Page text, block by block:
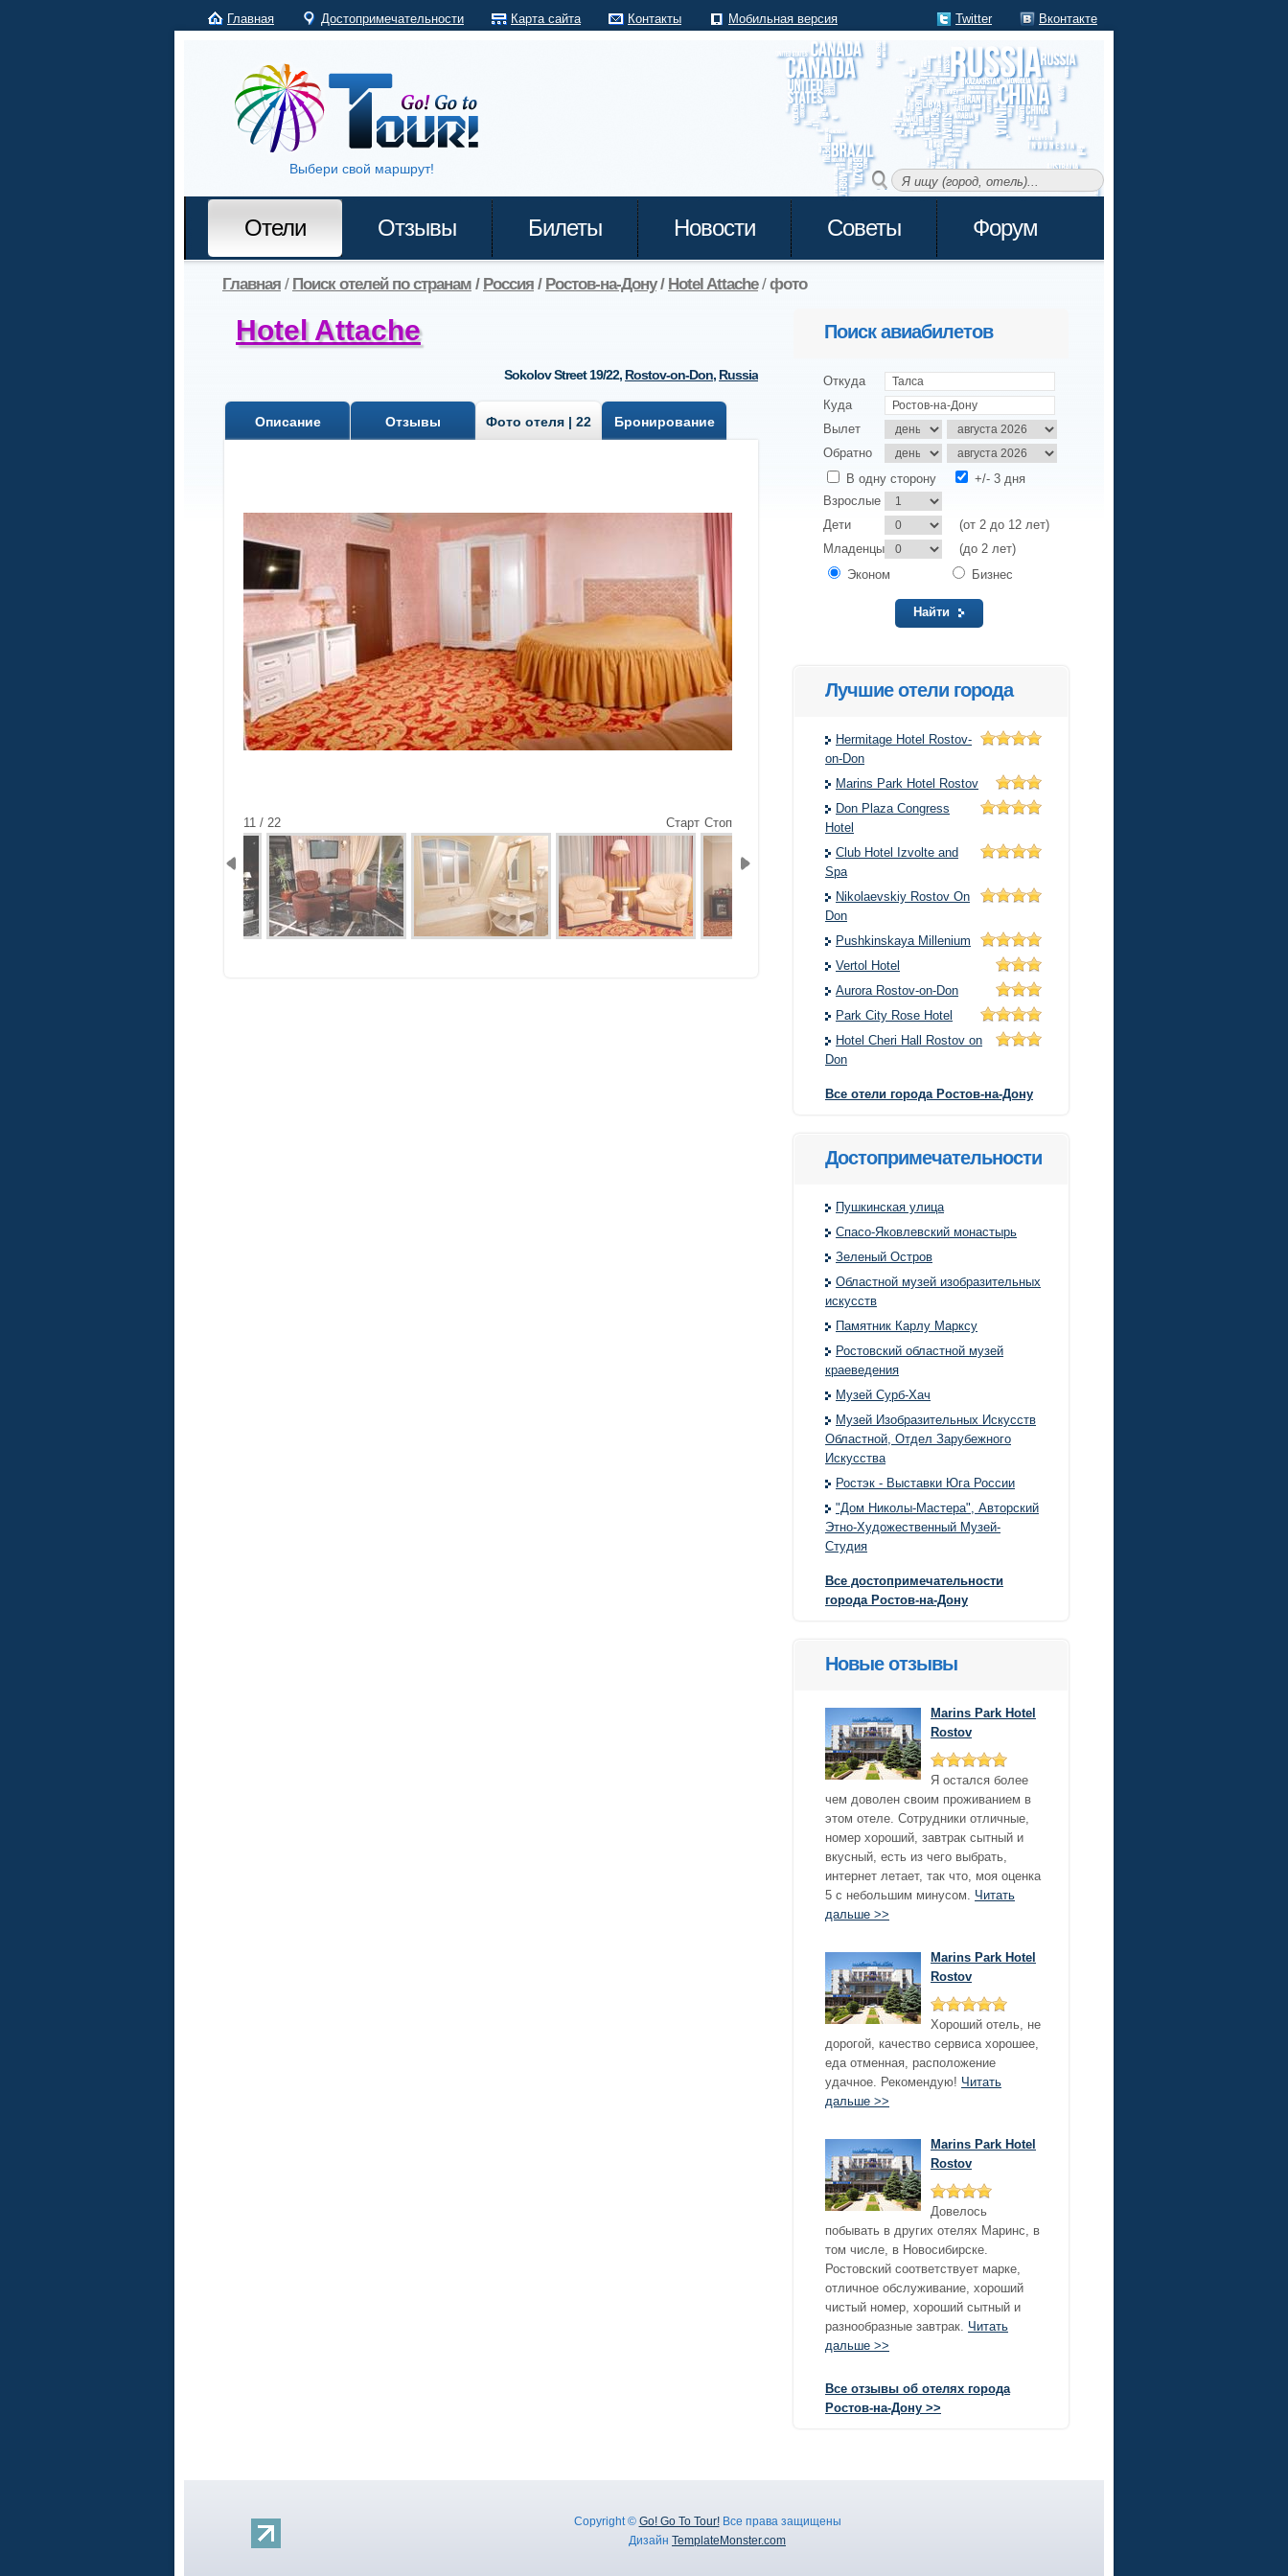
Главная Достопримечательности Карта сайта Контакты Мобильная версия Twitter Вконтакте
Выбери свой маршрут!
Отели Отзывы Билеты Новости Советы Форум
Главная / Поиск отелей по странам / Россия / Ростов-на-Дону/ Hotel Attache/фото
Hotel Attache
Sokolov Street 19/22, Rostov-on-Don, Russia
Описание Отзывы Фото отеля | 22 Бронирование
11 / 22 Старт Стоп
Поиск авиабилетов
Откуда
Куда
Вылет
Обратно
В одну сторону
+/- 3 дня
Взрослые
Дети
(от 2 до 12 лет)
Младенцы
(до 2 лет)
Эконом
Бизнес
Найти
Лучшие отели города
Hermitage Hotel Rostov-
on-Don
Marins Park Hotel Rostov
Don Plaza Congress
Hotel
Club Hotel Izvolte and
Spa
Nikolaevskiy Rostov On
Don
Pushkinskaya Millenium
Vertol Hotel
Aurora Rostov-on-Don
Park City Rose Hotel
Hotel Cheri Hall Rostov on
Don
Все отели города Ростов-на-Дону
Достопримечательности
Пушкинская улица
Спасо-Яковлевский монастырь
Зеленый Остров
Областной музей изобразительных
искусств
Памятник Карлу Марксу
Ростовский областной музей
краеведения
Музей Сурб-Хач
Музей Изобразительных Искусств
Областной, Отдел Зарубежного
Искусства
Ростэк - Выставки Юга России
"Дом Николы-Мастера", Авторский
Этно-Художественный Музей-
Студия
Все достопримечательности
города Ростов-на-Дону
Новые отзывы
Marins Park Hotel
Rostov
Я остался более
чем доволен своим проживанием в
этом отеле. Сотрудники отличные,
номер хороший, завтрак сытный и
вкусный, есть из чего выбрать,
интернет летает, так что, моя оценка
5 с небольшим минусом. Читать
дальше >>
Marins Park Hotel
Rostov
Хороший отель, не
дорогой, качество сервиса хорошее,
еда отменная, расположение
удачное. Рекомендую! Читать
дальше >>
Marins Park Hotel
Rostov
Довелось
побывать в других отелях Маринс, в
том числе, в Новосибирске.
Ростовский соответствует марке,
отличное обслуживание, хороший
чистый номер, хороший сытный и
разнообразные завтрак. Читать
дальше >>
Все отзывы об отелях города
Ростов-на-Дону >>
Copyright © Go! Go To Tour!Все права защищены
Дизайн TemplateMonster.com